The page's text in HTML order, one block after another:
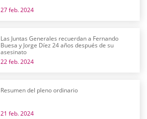
27 feb. 2024
Las Juntas Generales recuerdan a Fernando
Buesa y Jorge Díez 24 años después de su
asesinato
22 feb. 2024
Resumen del pleno ordinario
21 feb. 2024